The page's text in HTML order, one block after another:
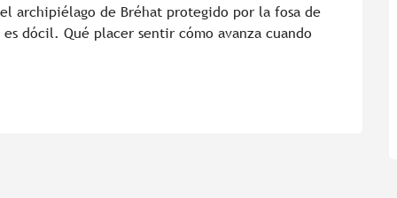
archipiélago de Bréhat protegido por la fosa de
dócil. Qué placer sentir cómo avanza cuando